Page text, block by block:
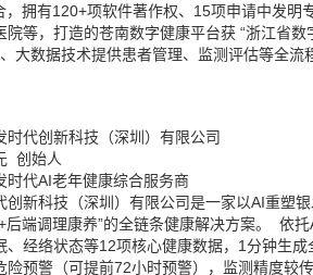
，拥有120+项软件著作权、15项申请中发
院等，打造的苍南数字健康平台获 “浙江省
大数据技术提供患者管理、监测评估等全
代创新科技（深圳）有限公司
创始人
代AI老年健康综合服务商
科技（深圳）有限公司是一家以AI重塑
后端调理康养”的全链条健康解决方案。 依
、经络状态等12项核心健康数据，1分钟生
险预警（可提前72小时预警），监测精度较